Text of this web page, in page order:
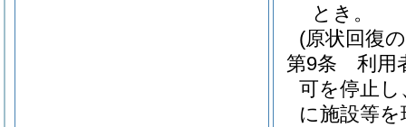
とき。
(原状回復
第9条
利用
可を停止
に施設等